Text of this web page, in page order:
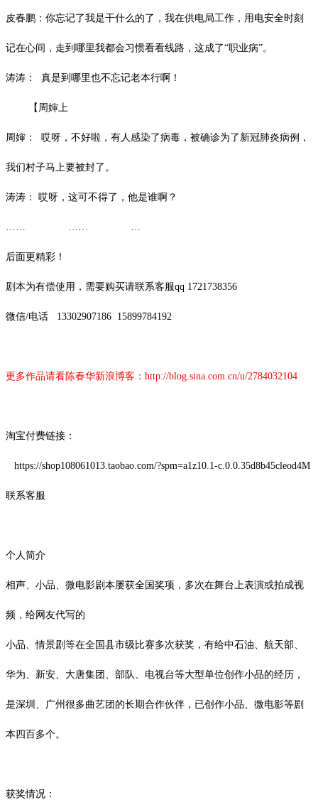
皮春鹏：你忘记了我是干什么的了，我在供电局工作，用电安全时刻
记在心间，走到哪里我都会习惯看看线路，这成了“职业病”。
涛涛： 真是到哪里也不忘记老本行啊！
【周婶上
周婶： 哎呀，不好啦，有人感染了病毒，被确诊为了新冠肺炎病例，
我们村子马上要被封了。
涛涛： 哎呀，这可不得了，他是谁啊？
后面更精彩！
剧本为有偿使用，需要购买请联系客服qq 1721738356
微信/电话 13302907186 15899784192
更多作品请看陈春华新浪博客： http://blog.sina.com.cn/u/2784032104
淘宝付费链接：
https://shop108061013.taobao.com/?spm=a1z10.1-c.0.0.35d8b45cleod4M
联系客服
个人简介
相声、小品、微电影剧本屡获全国奖项，多次在舞台上表演或拍成视
频，给网友代写的
小品、情景剧等在全国县市级比赛多次获奖，有给中石油、航天部、
华为、新安、大唐集团、部队、电视台等大型单位创作小品的经历，
是深圳、广州很多曲艺团的长期合作伙伴，已创作小品、微电影等剧
本四百多个。
获奖情况：